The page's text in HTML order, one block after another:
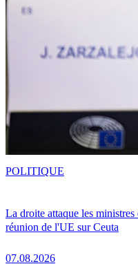
La droite attaque les
réunion de l'UE sur Ceuta
07.08.2026
POLITIQUE